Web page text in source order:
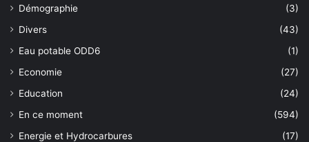
Démographie
(3)
Divers
(43)
Eau potable ODD6
(1)
Economie
(27)
Education
(24)
En ce moment
(594)
Energie et Hydrocarbures
(17)